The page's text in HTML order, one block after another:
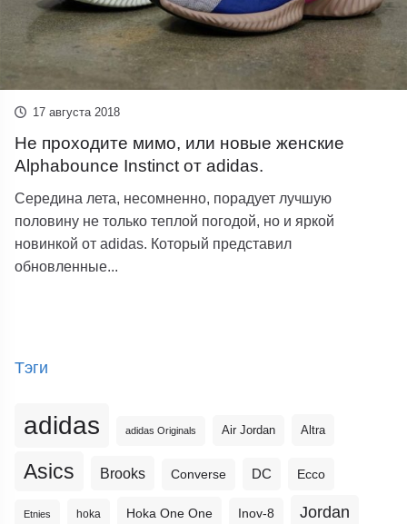
17 августа 2018
Не проходите мимо, или новые женские
Alphabounce Instinct от adidas.
Середина лета, несомненно, порадует лучшую
половину не только теплой погодой, но и яркой
новинкой от аdidas. Который представил
обновленные...
Тэги
adidas adidas Originals Air Jordan Altra
Asics Brooks Converse DC Ecco
Etnies hoka Hoka One One Inov-8 Jordan